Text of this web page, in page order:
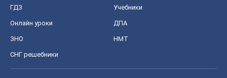
ГДЗ Учебники
Онлайн уроки ДПА
ЗНО НМТ
СНГ решебники